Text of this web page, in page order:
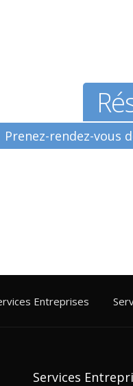
Prenez-rendez-vous
Entreprises
Services